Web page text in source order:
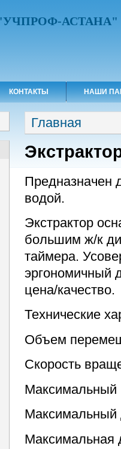
АСТАНА"
КОНТАКТЫ НАШИ
Вы здесь
Главная
Предназначен
водой.
Экстрактор
большим ж/к
таймера.
эргономичный
цена/качество.
Технические
Объем
Скорость
Максимальный
Максимальный
Максимальная